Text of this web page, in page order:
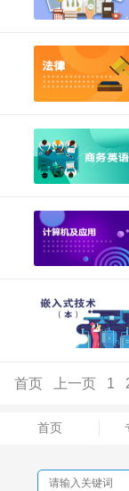
首页 上一页 1
首页